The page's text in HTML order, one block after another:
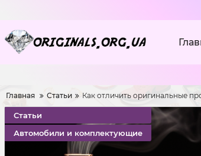
Главная Статьи Как отличить оригинальные
Статьи
Автомобили и комплектующие